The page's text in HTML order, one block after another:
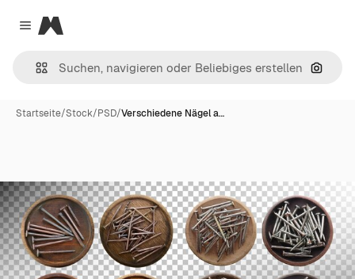
Close menu
Magnific
Nach
Startseite/Stock/PSD/Verschiedene Nägel a…